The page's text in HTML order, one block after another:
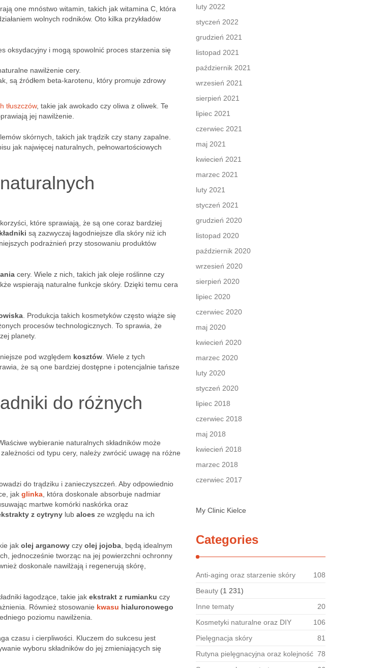
one mnóstwo witamin, takich jak witamina C, która
wolnych rodników. Oto kilka przykładów
oksydacyjny i mogą spowolnić proces starzenia się
nawilżenie cery.
są źródłem beta-karotenu, który promuje zdrowy
tłuszczów, takie jak awokado czy oliwa z oliwek. Te
jej nawilżenie.
skórnych, takich jak trądzik czy stany zapalne.
jak najwięcej naturalnych, pełnowartościowych
które sprawiają, że są one coraz bardziej
są zazwyczaj łagodniejsze dla skóry niż ich
podrażnień przy stosowaniu produktów
cery. Wiele z nich, takich jak oleje roślinne czy
wspierają naturalne funkcje skóry. Dzięki temu cera
. Produkcja takich kosmetyków często wiąże się
procesów technologicznych. To sprawia, że
planety.
pod względem kosztów . Wiele z tych
że są one bardziej dostępne i potencjalnie tańsze
do różnych
wybieranie naturalnych składników może
od typu cery, należy zwrócić uwagę na różne
do trądziku i zanieczyszczeń. Aby odpowiednio
jak glinka , która doskonale absorbuje nadmiar
martwe komórki naskórka oraz
z cytryny lub aloes ze względu na ich
jak olej arganowy czy olej jojoba , będą idealnym
jednocześnie tworząc na jej powierzchni ochronny
doskonale nawilżają i regenerują skórę,
łagodzące, takie jak ekstrakt z rumianku czy
Również stosowanie kwasu hialuronowego
poziomu nawilżenia.
czasu i cierpliwości. Kluczem do sukcesu jest
wyboru składników do jej zmieniających się
luty 2022
styczeń 2022
grudzień 2021
listopad 2021
październik 2021
wrzesień 2021
sierpień 2021
lipiec 2021
czerwiec 2021
maj 2021
kwiecień 2021
marzec 2021
luty 2021
styczeń 2021
grudzień 2020
listopad 2020
październik 2020
wrzesień 2020
sierpień 2020
lipiec 2020
czerwiec 2020
maj 2020
kwiecień 2020
marzec 2020
luty 2020
styczeń 2020
lipiec 2018
czerwiec 2018
maj 2018
kwiecień 2018
marzec 2018
czerwiec 2017
My Clinic Kielce
Categories
Anti-aging oraz starzenie skóry
108
Beauty (1 231)
Inne tematy
20
Kosmetyki naturalne oraz DIY
106
Pielęgnacja skóry
81
Rutyna pielęgnacyjna oraz kolejność 78